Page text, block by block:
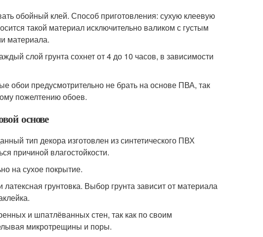
обойный клей. Способ приготовления: сухую клеевую
такой материал исключительно валиком с густым
материала.
слой грунта сохнет от 4 до 10 часов, в зависимости
обои предусмотрительно не брать на основе ПВА, так
пожелтению обоев.
основе
тип декора изготовлен из синтетического ПВХ
причиной влагостойкости.
на сухое покрытие.
грунтовка. Выбор грунта зависит от материала
и шпатлёванных стен, так как по своим
микротрещины и поры.